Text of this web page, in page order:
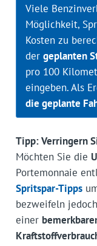
Viele
Möglichkeit,
Kosten zu
der geplanten
pro 100
eingeben. Als
die geplante
Tipp: Verringern
Möchten Sie die
Portemonnaie
Spritspar-Tipps
bezweifeln
einer